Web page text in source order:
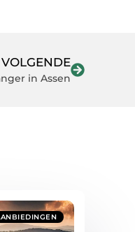
VOLGENDE
in Assen